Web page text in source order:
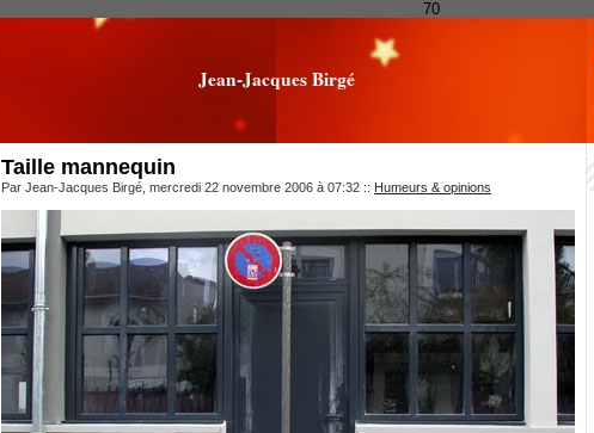
70
Jean-Jacques Birgé
Taille mannequin
Par Jean-Jacques Birgé, mercredi 22 novembre 2006 à 07:32 :: Humeurs & opinions